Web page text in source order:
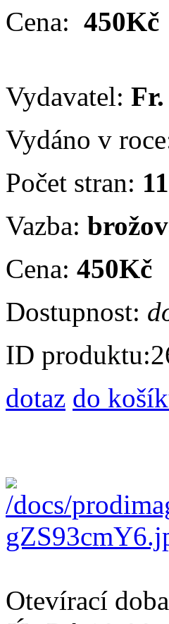
Cena: 450Kč
Vydavatel:
Vydáno v
Počet stran:
Vazba:
Cena: 450Kč
Dostupnost:
ID produktu:
dotaz do
Otevírací doba